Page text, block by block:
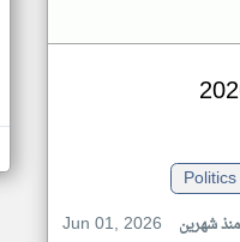
Politics
Jun 01, 2026
منذ شهرين